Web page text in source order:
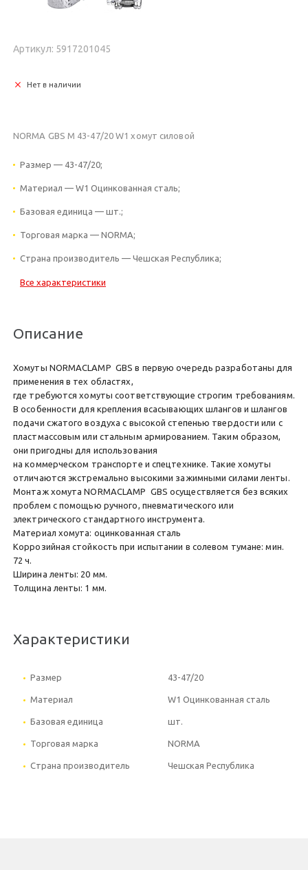
Артикул: 5917201045
Нет в наличии
NORMA GBS M 43-47/20 W1 хомут силовой
Размер — 43-47/20;
Материал — W1 Оцинкованная сталь;
Базовая единица — шт.;
Торговая марка — NORMA;
Страна производитель — Чешская Республика;
Все характеристики
Описание
Хомуты NORMACLAMP GBS в первую очередь разработаны для
применения в тех областях,
где требуются хомуты соответствующие строгим требованиям.
В особенности для крепления всасывающих шлангов и шлангов
подачи сжатого воздуха с высокой степенью твердости или с
пластмассовым или стальным армированием. Таким образом,
они пригодны для использования
на коммерческом транспорте и спецтехнике. Такие хомуты
отличаются экстремально высокими зажимными силами ленты.
Монтаж хомута NORMACLAMP GBS осуществляется без всяких
проблем с помощью ручного, пневматического или
электрического стандартного инструмента.
Материал хомута: оцинкованная сталь
Коррозийная стойкость при испытании в солевом тумане: мин.
72 ч.
Ширина ленты: 20 мм.
Толщина ленты: 1 мм.
Характеристики
Размер 43-47/20
Материал W1 Оцинкованная сталь
Базовая единица шт.
Торговая марка NORMA
Страна производитель Чешская Республика